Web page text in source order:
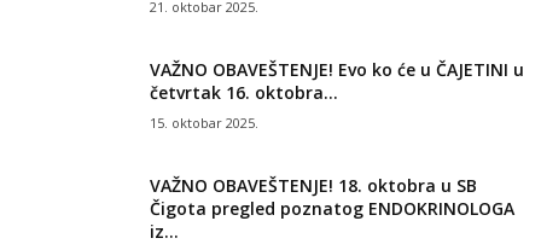
21. oktobar 2025.
VAŽNO OBAVEŠTENJE! Evo ko će u ČAJETINI u
četvrtak 16. oktobra...
15. oktobar 2025.
VAŽNO OBAVEŠTENJE! 18. oktobra u SB
Čigota pregled poznatog ENDOKRINOLOGA
iz...